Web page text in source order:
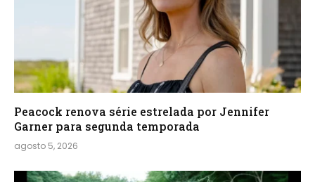
Peacock renova série estrelada por Jennifer
Garner para segunda temporada
agosto 5, 2026